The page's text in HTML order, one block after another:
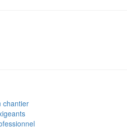
chantier